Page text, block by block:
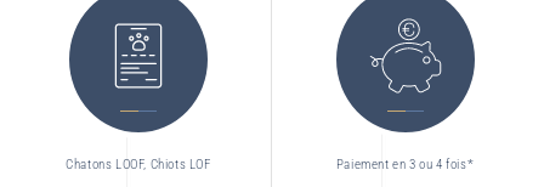
Chatons LOOF, Chiots LOF Paiement en 3 ou 4 fois*